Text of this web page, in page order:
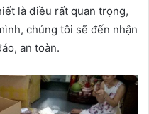
là điều rất quan trọng,
chúng tôi sẽ đến nhận
an toàn.